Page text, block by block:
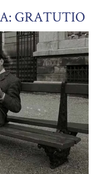
GRATUTIO